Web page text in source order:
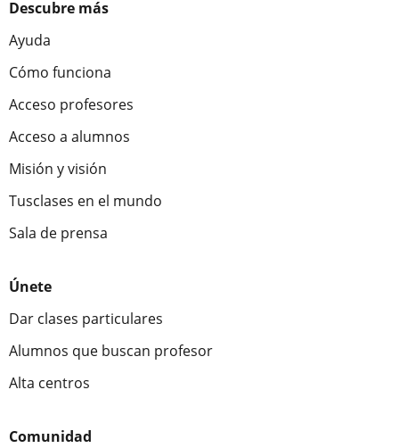
Descubre más
Ayuda
Cómo funciona
Acceso profesores
Acceso a alumnos
Misión y visión
Tusclases en el mundo
Sala de prensa
Únete
Dar clases particulares
Alumnos que buscan profesor
Alta centros
Comunidad